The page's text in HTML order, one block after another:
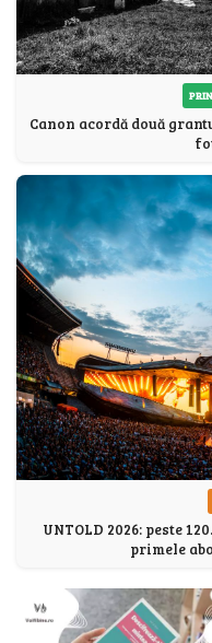
Canon acordă două
UNTOLD 2026: peste
primele